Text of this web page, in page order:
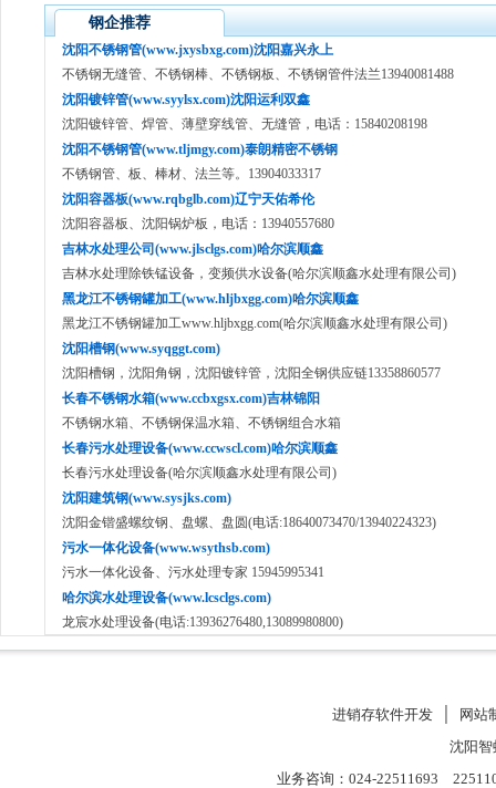
钢企推荐
沈阳不锈钢管(www.jxysbxg.com)沈阳嘉兴永上
不锈钢无缝管、不锈钢棒、不锈钢板、不锈钢管件法兰13940081488
沈阳镀锌管(www.syylsx.com)沈阳运利双鑫
沈阳镀锌管、焊管、薄壁穿线管、无缝管，电话：15840208198
沈阳不锈钢管(www.tljmgy.com)泰朗精密不锈钢
不锈钢管、板、棒材、法兰等。13904033317
沈阳容器板(www.rqbglb.com)辽宁天佑希伦
沈阳容器板、沈阳锅炉板，电话：13940557680
吉林水处理公司(www.jlsclgs.com)哈尔滨顺鑫
吉林水处理除铁锰设备，变频供水设备(哈尔滨顺鑫水处理有限公司)
黑龙江不锈钢罐加工(www.hljbxgg.com)哈尔滨顺鑫
黑龙江不锈钢罐加工www.hljbxgg.com(哈尔滨顺鑫水处理有限公司)
沈阳槽钢(www.syqggt.com)
沈阳槽钢，沈阳角钢，沈阳镀锌管，沈阳全钢供应链13358860577
长春不锈钢水箱(www.ccbxgsx.com)吉林锦阳
不锈钢水箱、不锈钢保温水箱、不锈钢组合水箱
长春污水处理设备(www.ccwscl.com)哈尔滨顺鑫
长春污水处理设备(哈尔滨顺鑫水处理有限公司)
沈阳建筑钢(www.sysjks.com)
沈阳金锴盛螺纹钢、盘螺、盘圆(电话:18640073470/13940224323)
污水一体化设备(www.wsythsb.com)
污水一体化设备、污水处理专家 15945995341
哈尔滨水处理设备(www.lcsclgs.com)
龙宸水处理设备(电话:13936276480,13089980800)
进销存软件开发│
网站
沈阳
业务咨询：024-22511693